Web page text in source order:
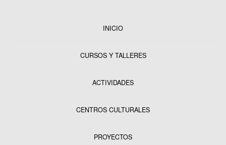
INICIO
CURSOS Y TALLERES
ACTIVIDADES
CENTROS CULTURALES
PROYECTOS